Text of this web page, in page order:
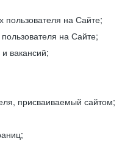
на Сайте;
на Сайте;
вакансий;
присваиваемый сайтом;